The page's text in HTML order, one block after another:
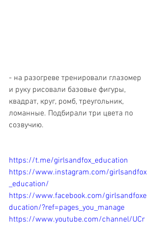
- на разогреве тренировали глазомер
и руку рисовали базовые фигуры,
квадрат, круг, ромб, треугольник,
ломанные. Подбирали три цвета по
созвучию.
https://t.me/girlsandfox_education
https://www.instagram.com/girlsandfox
_education/
https://www.facebook.com/girlsandfoxe
ducation/?ref=pages_you_manage
https://www.youtube.com/channel/UCr